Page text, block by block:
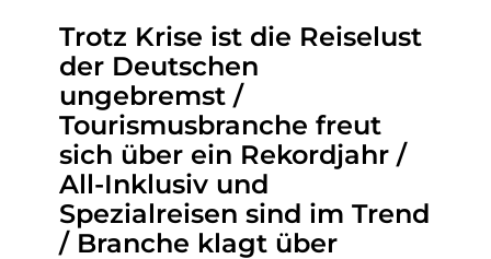
Trotz Krise ist die Reiselust
der Deutschen
ungebremst /
Tourismusbranche freut
sich über ein Rekordjahr /
All-Inklusiv und
Spezialreisen sind im Trend
/ Branche klagt über